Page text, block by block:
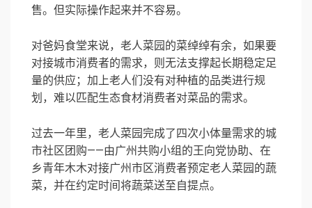
售。但实际操作起来并不容易。
对爸妈食堂来说，老人菜园的菜绰绰有余，如果要
对接城市消费者的需求，则无法支撑起长期稳定足
量的供应；加上老人们没有对种植的品类进行规
划，难以匹配生态食材消费者对菜品的需求。
过去一年里，老人菜园完成了四次小体量需求的城
市社区团购——由广州共购小组的王向党协助、在
乡青年木木对接广州市区消费者预定老人菜园的蔬
菜，并在约定时间将蔬菜送至自提点。